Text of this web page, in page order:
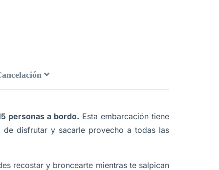
personas a bordo. Esta embarcación tiene
disfrutar y sacarle provecho a todas las
recostar y broncearte mientras te salpican